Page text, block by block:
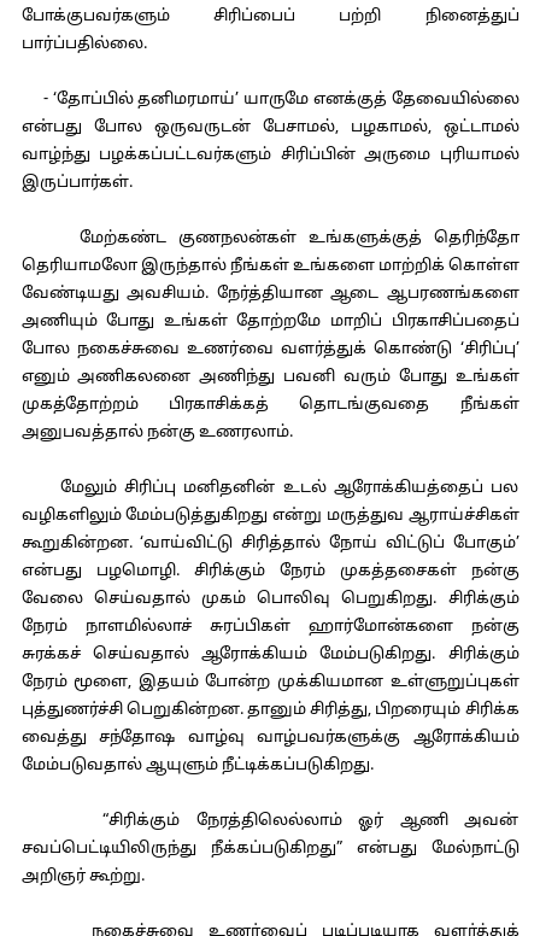
போக்குபவர்களும் சிரிப்பைப் பற்றி நினைத்துப்
பார்ப்பதில்லை.
- ‘தோப்பில் தனிமரமாய்’ யாருமே எனக்குத் தேவையில்லை
என்பது போல ஒருவருடன் பேசாமல், பழகாமல், ஒட்டாமல்
வாழ்ந்து பழக்கப்பட்டவர்களும் சிரிப்பின் அருமை புரியாமல்
இருப்பார்கள்.
மேற்கண்ட குணநலன்கள் உங்களுக்குத் தெரிந்தோ
தெரியாமலோ இருந்தால் நீங்கள் உங்களை மாற்றிக் கொள்ள
வேண்டியது அவசியம். நேர்த்தியான ஆடை ஆபரணங்களை
அணியும் போது உங்கள் தோற்றமே மாறிப் பிரகாசிப்பதைப்
போல நகைச்சுவை உணர்வை வளர்த்துக் கொண்டு ‘சிரிப்பு’
எனும் அணிகலனை அணிந்து பவனி வரும் போது உங்கள்
முகத்தோற்றம் பிரகாசிக்கத் தொடங்குவதை நீங்கள்
அனுபவத்தால் நன்கு உணரலாம்.
மேலும் சிரிப்பு மனிதனின் உடல் ஆரோக்கியத்தைப் பல
வழிகளிலும் மேம்படுத்துகிறது என்று மருத்துவ ஆராய்ச்சிகள்
கூறுகின்றன. ‘வாய்விட்டு சிரித்தால் நோய் விட்டுப் போகும்’
என்பது பழமொழி. சிரிக்கும் நேரம் முகத்தசைகள் நன்கு
வேலை செய்வதால் முகம் பொலிவு பெறுகிறது. சிரிக்கும்
நேரம் நாளமில்லாச் சுரப்பிகள் ஹார்மோன்களை நன்கு
சுரக்கச் செய்வதால் ஆரோக்கியம் மேம்படுகிறது. சிரிக்கும்
நேரம் மூளை, இதயம் போன்ற முக்கியமான உள்ளுறுப்புகள்
புத்துணர்ச்சி பெறுகின்றன. தானும் சிரித்து, பிறரையும் சிரிக்க
வைத்து சந்தோஷ வாழ்வு வாழ்பவர்களுக்கு ஆரோக்கியம்
மேம்படுவதால் ஆயுளும் நீட்டிக்கப்படுகிறது.
“சிரிக்கும் நேரத்திலெல்லாம் ஓர் ஆணி அவன்
சவப்பெட்டியிலிருந்து நீக்கப்படுகிறது” என்பது மேல்நாட்டு
அறிஞர் கூற்று.